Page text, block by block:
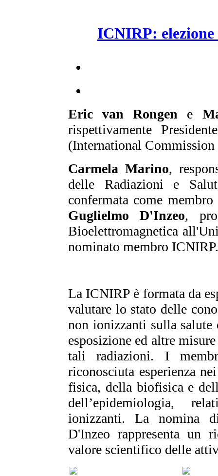
ICNIRP: elezione
Eric van Rongen e
rispettivamente
(International
Carmela Marino,
delle Radiazioni e
confermata come
Guglielmo D'Inzeo,
Bioelettromagnetica
nominato membro ICNIRP.
La ICNIRP è formata da
valutare lo stato delle
non ionizzanti sulla
esposizione ed altre
tali radiazioni. I
riconosciuta esperienza
fisica, della biofisica e
dell’epidemiologia,
ionizzanti. La nomina
D'Inzeo rappresenta un
valore scientifico delle